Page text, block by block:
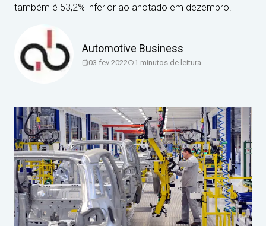
também é 53,2% inferior ao anotado em dezembro.
Automotive Business
03 fev 2022 1 minutos de leitura